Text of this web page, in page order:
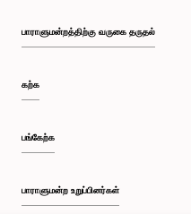
பாராளுமன்றத்திற்கு வருகை தருதல்
கற்க
பங்கேற்க
பாராளுமன்ற உறுப்பினர்கள்